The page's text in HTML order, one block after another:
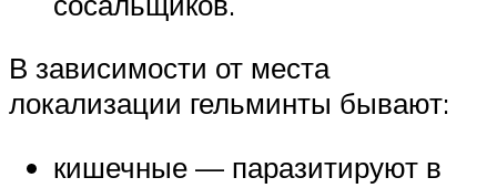
В зависимости от места
локализации гельминты бывают:
кишечные — паразитируют в